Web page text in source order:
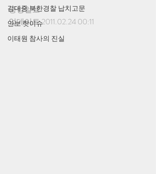
김대중 북한경찰 납치고문
안보 핫이슈
이태원 참사의 진실
중앙일보
업데이트 2011.02.24 00:11